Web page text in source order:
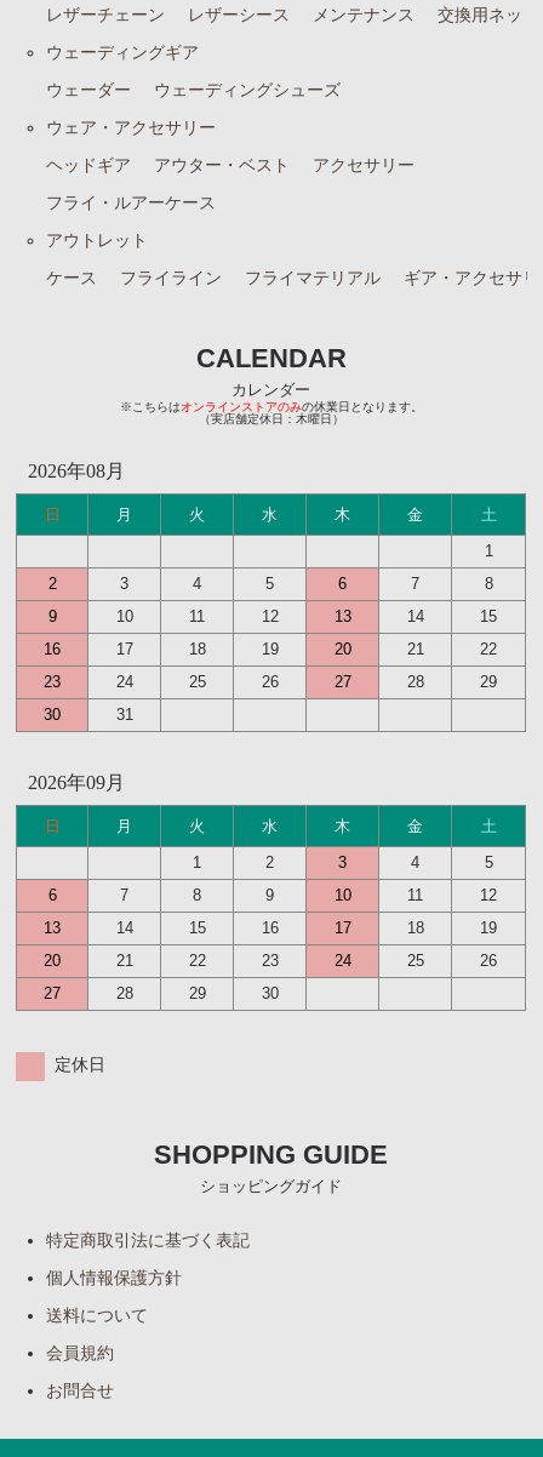
レザーチェーン
レザーシース メンテナンス
交換用ネット
ウェーディングギア
ウェーダー
ウェーディングシューズ
ウェア・アクセサリー
ヘッドギア
アウター・ベスト
アクセサリー
フライ・ルアーケース
アウトレット
ケース
フライライン フライマテリアル ギア・アクセサ
CALENDAR
カレンダー
※こちらはオンラインストアのみの休業日となります。
（実店舗定休日：木曜日）
2026年08月
日 月 火 水 木 金
土
1
2
3 4 5 6 7
8
9
10 11 12 13 14
15
16
17 18 19 20 21
22
23
24 25 26 27 28
29
30
31
2026年09月
日 月 火 水 木 金
土
1
2 3 4
5
6
7 8 9 10 11
12
13
14 15 16 17 18
19
20
21 22 23 24 25
26
27
28 29 30
定休日
SHOPPING GUIDE
ショッピングガイド
特定商取引法に基づく表記
個人情報保護方針
送料について
会員規約
お問合せ